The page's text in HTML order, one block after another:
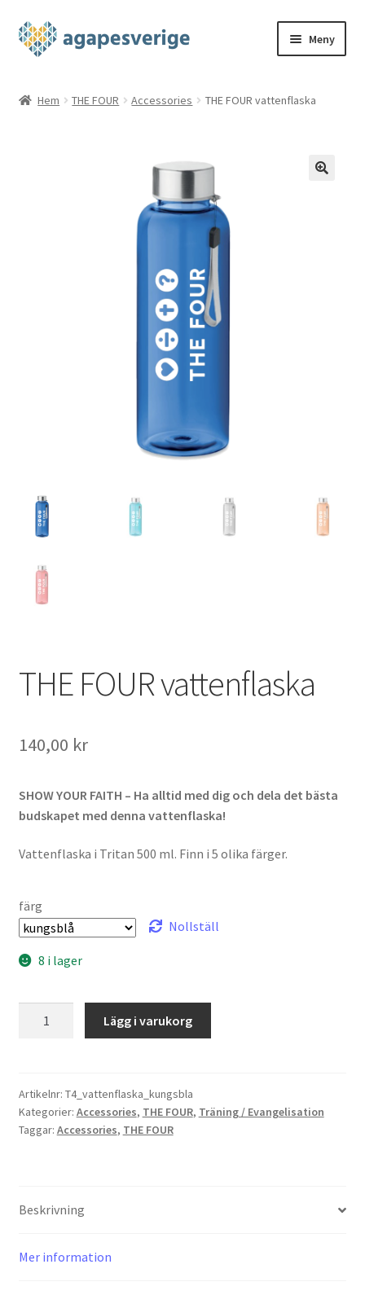
Hoppa
till
Hoppa
till
Meny
Hem THE FOUR Accessories THE FOUR vattenflaska
THE FOUR vattenflaska
140,00 kr
SHOW YOUR FAITH – Ha alltid med dig och dela det bästa
budskapet med denna vattenflaska!
Vattenflaska i Tritan 500 ml. Finn i 5 olika färger.
färg
Nollställ
8 i lager
Lägg i varukorg
Artikelnr: T4_vattenflaska_kungsbla
Kategorier: Accessories, THE FOUR, Träning / Evangelisation
Taggar: Accessories, THE FOUR
Beskrivning
Mer information